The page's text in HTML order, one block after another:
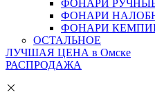
ФОНАРИ
ФОНАРИ
ФОНАРИ
ОСТАЛЬНОЕ
ЛУЧШАЯ ЦЕНА в Омске
РАСПРОДАЖА